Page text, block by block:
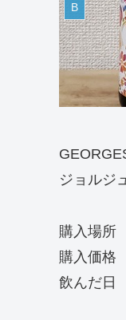
B
ジョルジ
購入場
購入価
飲んだ日